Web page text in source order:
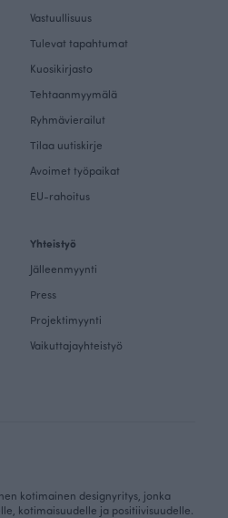
Vastuullisuus
Tulevat tapahtumat
Kuosikirjasto
Tehtaanmyymälä
Ryhmävierailut
Tilaa uutiskirje
Avoimet työpaikat
EU-rahoitus
Yhteistyö
Jälleenmyynti
Press
Projektimyynti
Vaikuttajayhteistyö
kotimainen designyritys, jonka
kotimaisuudelle ja positiivisuudelle.